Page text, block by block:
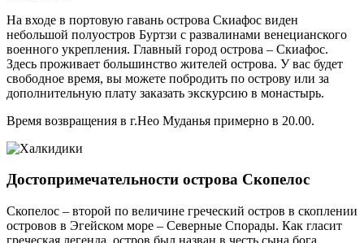
На входе в портовую гавань острова Скиафос виден
небольшой полуостров Буртзи с развалинами венецианского
военного укрепления. Главный город острова – Скиафос.
Здесь проживает большинство жителей острова. У вас будет
свободное время, вы можете побродить по острову или за
дополнительную плату заказать экскурсию в монастырь.
Время возвращения в г.Нео Муданья примерно в 20.00.
Достопримечательности острова Скопелос
Скопелос – второй по величине греческий остров в скоплении
островов в Эгейском море – Северные Спорады. Как гласит